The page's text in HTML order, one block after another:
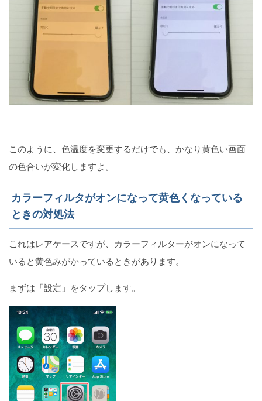
このように、色温度を変更するだけでも、かなり黄色い画面
の色合いが変化しますよ。
カラーフィルタがオンになって黄色くなっている
ときの対処法
これはレアケースですが、カラーフィルターがオンになって
いると黄色みがかっているときがあります。
まずは「設定」をタップします。